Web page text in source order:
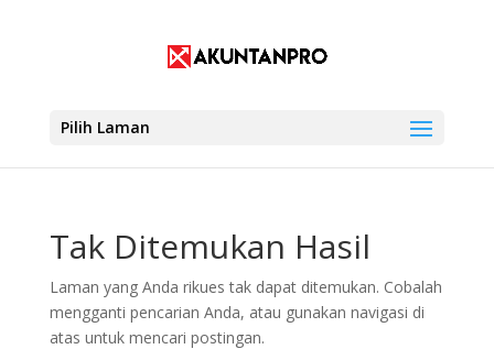
Pilih Laman
Tak Ditemukan Hasil
Laman yang Anda rikues tak dapat ditemukan. Cobalah
mengganti pencarian Anda, atau gunakan navigasi di
atas untuk mencari postingan.